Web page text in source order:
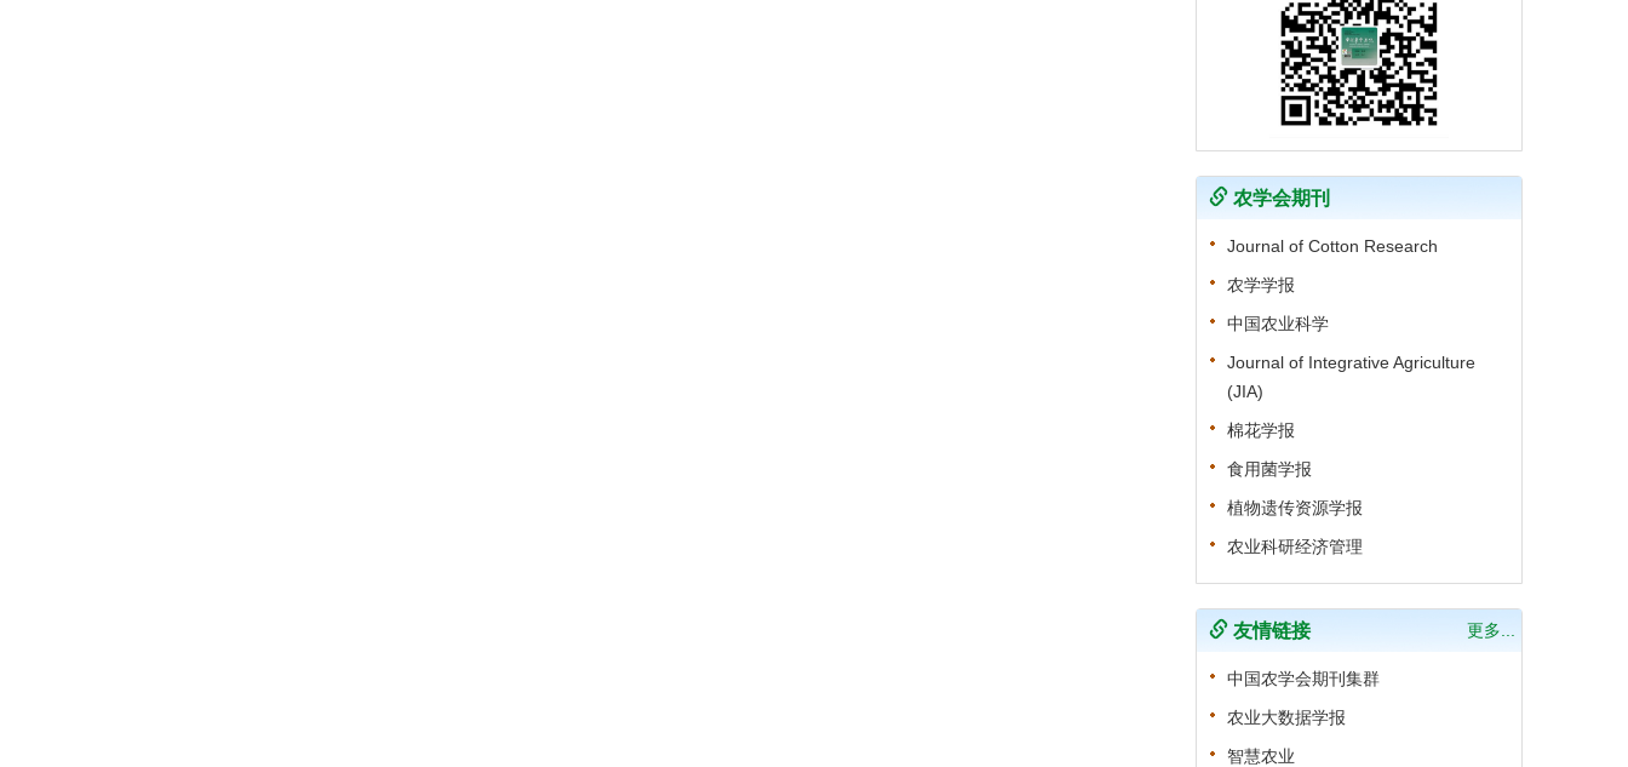
农学会期刊
Journal of Cotton Research
农学学报
中国农业科学
Journal of Integrative Agriculture
(JIA)
棉花学报
食用菌学报
植物遗传资源学报
农业科研经济管理
友情链接 更多...
中国农学会期刊集群
农业大数据学报
智慧农业